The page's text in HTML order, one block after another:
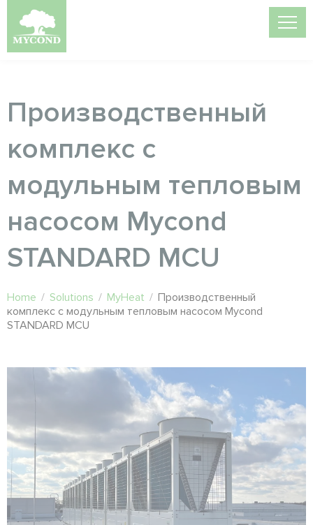
Производственный
комплекс с
модульным тепловым
насосом Mycond
STANDARD MCU
Home / Solutions / MyHeat / Производственный
комплекс с модульным тепловым насосом Mycond
STANDARD MCU